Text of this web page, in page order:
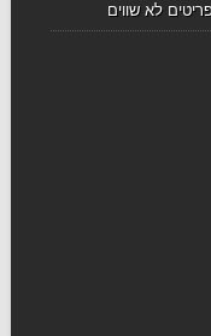
לא שווים